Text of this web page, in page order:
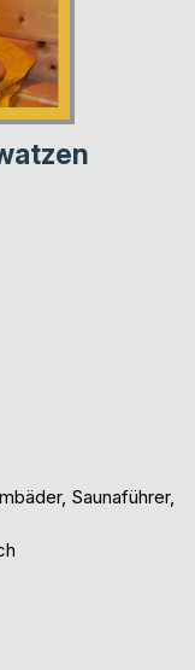
Saunaführer,